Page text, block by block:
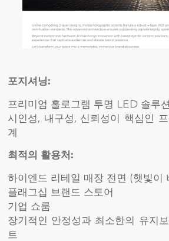
포지셔닝:
프리미엄 홀로그램 투명 LED 솔루션
시인성, 내구성, 신뢰성이 핵심인
계
최적의 활용처:
하이엔드 리테일 매장 전면 (햇빛이
플래그십 브랜드 스토어
기업 쇼룸
장기적인 안정성과 최소한의 유지
트